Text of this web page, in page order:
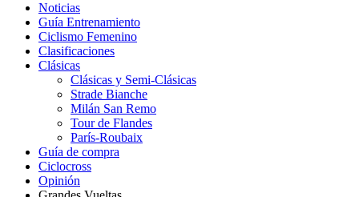
Noticias
Guía Entrenamiento
Ciclismo Femenino
Clasificaciones
Clásicas
Clásicas y Semi-Clásicas
Strade Bianche
Milán San Remo
Tour de Flandes
París-Roubaix
Guía de compra
Ciclocross
Opinión